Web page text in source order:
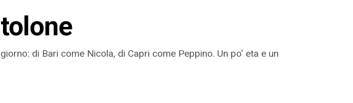
di Bari come Nicola, di Capri come Peppino. Un po' eta e un